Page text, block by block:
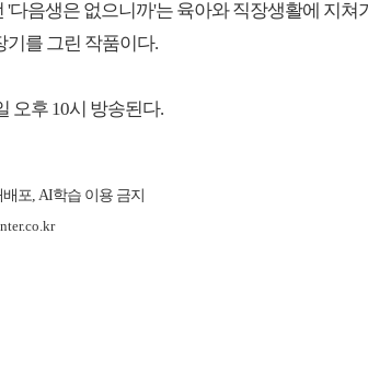
'다음생은 없으니까'는 육아와 직장생활에 지쳐
기를 그린 작품이다.
오후 10시 방송된다.
포, AI학습 이용 금지